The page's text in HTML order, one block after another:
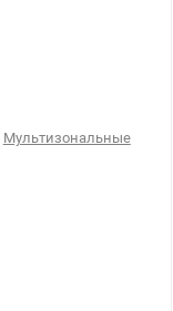
Мультизональные